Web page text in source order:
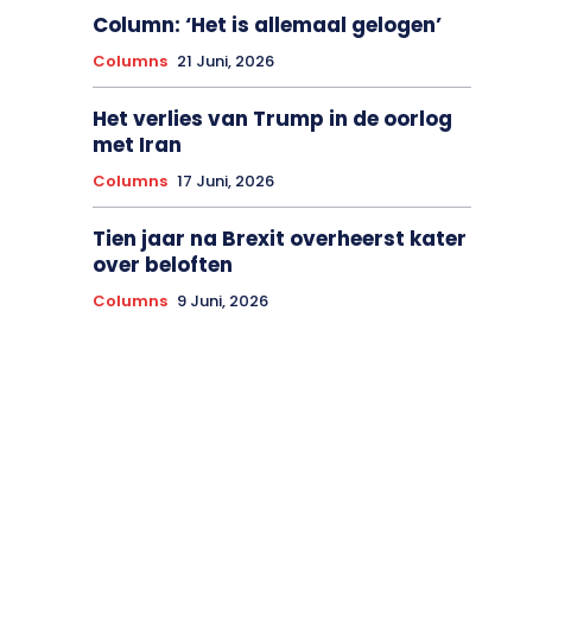
Column: ‘Het is allemaal gelogen’
Columns 21 Juni, 2026
Het verlies van Trump in de oorlog
met Iran
Columns 17 Juni, 2026
Tien jaar na Brexit overheerst kater
over beloften
Columns 9 Juni, 2026